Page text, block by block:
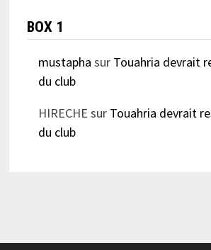
BOX 1
mustapha sur Touahria devrait
du club
HIRECHE sur Touahria devrait
du club